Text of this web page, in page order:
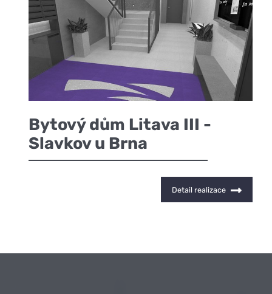
Bytový dům Litava III -
Slavkov u Brna
Detail realizace